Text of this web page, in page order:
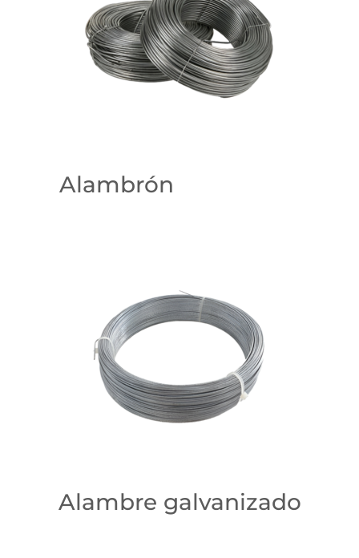
Alambrón
Alambre galvanizado